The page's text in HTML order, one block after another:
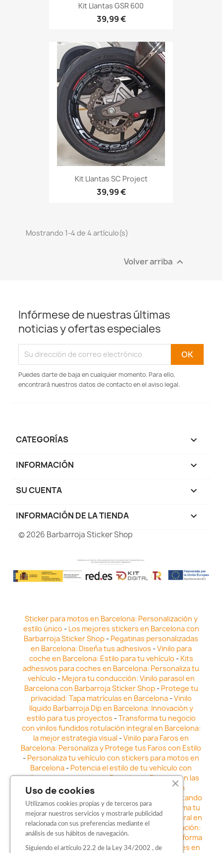
Kit Llantas GSR 600
39,99 €
Kit Llantas SC Project
39,99 €
Mostrando 1-4 de 4 artículo(s)
Volver arriba 
Infórmese de nuestras últimas
noticias y ofertas especiales
Puedes darte de baja en cualquier momento. Para ello,
encontrará nuestros datos de contacto en el aviso legal.
CATEGORÍAS 
INFORMACIÓN 
SU CUENTA 
INFORMACIÓN DE LA TIENDA keyboard_arrow_down
© 2026 Barbarroja Sticker Shop
Sticker para motos en Barcelona: Personalización y
estilo único - Los mejores stickers en Barcelona con
Barbarroja Sticker Shop- Pegatinas personalizadas
en Barcelona: Diseña tus adhesivos -Vinilo para
coche en Barcelona: Estilo para tu vehículo - Kits
adhesivos para coches en Barcelona: Personaliza tu
vehículo - Mejora tu conducción: Vinilo parasol en
Barcelona con Barbarroja Sticker Shop- Protege tu
privacidad: Tapa matrículas en Barcelona-Vinilo
líquido Barbarroja Dip en Barcelona: Innovación y
estilo para tus proyectos -Transforma tu negocio
con vinilos fundidos rotulación integral en Barcelona:
la mejor estrategia visual -Vinilo para Faros en
Barcelona: Personaliza y Protege tus Faros con Estilo
- Personaliza tu vehículo con stickers para motos en
Barcelona- Potencia el estilo de tu vehículo con
adhesivos para coche en Barcelona-Destaca en las
calles: Los Mejores stickers para coches en
Vinilo para faros en Barcelona: Resaltando
la Estética y Seguridad del Automóvil- Transforma tu
vehículo con los vinilos fundidos rotulación integral en
Barcelona-Explora la Innovación en Personalización:
Vinilo líquido barbarroja dip en Barcelona
Transforma
tu vehículo con estilo: Kits adhesivos para coches en
Uso de cookies
Utilizamos cookies propias y de terceros para
mejorar nuestros servicios y mostrarle publicidad
relacionada con sus preferencias mediante el
análisis de sus hábitos de navegación.
Siguiendo el artículo 22.2 de la Ley 34/2002 , de